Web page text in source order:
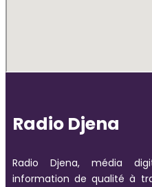
Radio Djena
Radio Djena, média
information de qualité à